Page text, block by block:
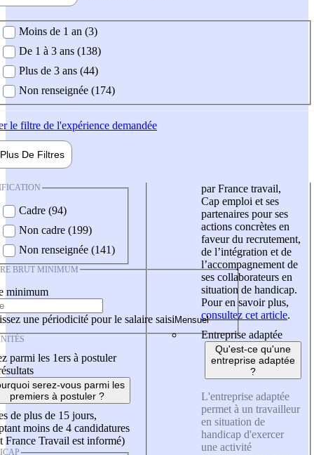
demandée
Moins de 1 an (3)
De 1 à 3 ans (138)
Plus de 3 ans (44)
Non renseignée (174)
le filtre de l'expérience demandée
Plus De Filtres
Cadre (94)
Non cadre (199)
Non renseignée (141)
BRUT MINIMUM
minimum
une périodicité pour le salaire saisi
parmi les 1ers à postuler
serez-vous parmi les
premiers à postuler ?
de plus de 15 jours,
moins de 4 candidatures
France Travail est informé)
par France travail,
Cap emploi et ses
partenaires pour ses
actions concrètes en
faveur du recrutement,
de l’intégration et de
l’accompagnement de
ses collaborateurs en
situation de handicap.
Pour en savoir plus,
consultez cet article.
Entreprise adaptée
Qu'est-ce qu'une
entreprise adaptée
?
L'entreprise adaptée
permet à un travailleur
en situation de
handicap d'exercer
une activité